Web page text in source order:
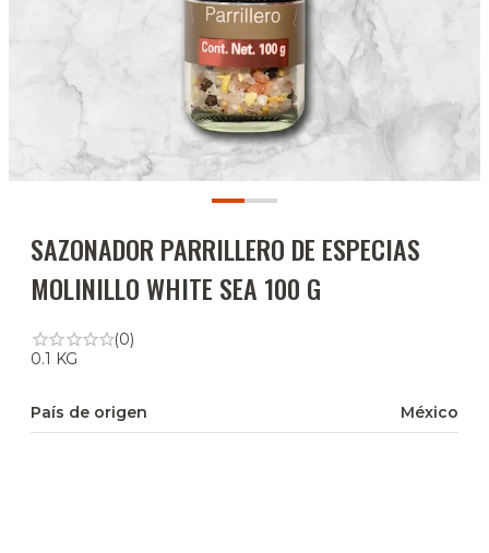
SAZONADOR PARRILLERO DE ESPECIAS
MOLINILLO WHITE SEA 100 G
(0)
0.1 KG
País de origen México